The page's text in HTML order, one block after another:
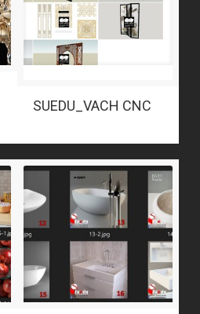
SUEDU_VACH CNC